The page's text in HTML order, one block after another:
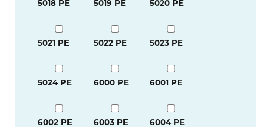
5018 PE 5019 PE 5020 PE
5021 PE 5022 PE 5023 PE
5024 PE 6000 PE 6001 PE
6002 PE 6003 PE 6004 PE